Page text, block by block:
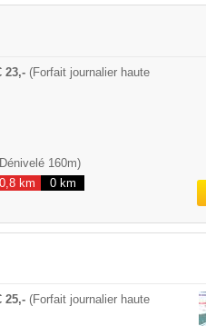
23,- (Forfait journalier haute
160m)
0,8 km
0 km
25,- (Forfait journalier haute